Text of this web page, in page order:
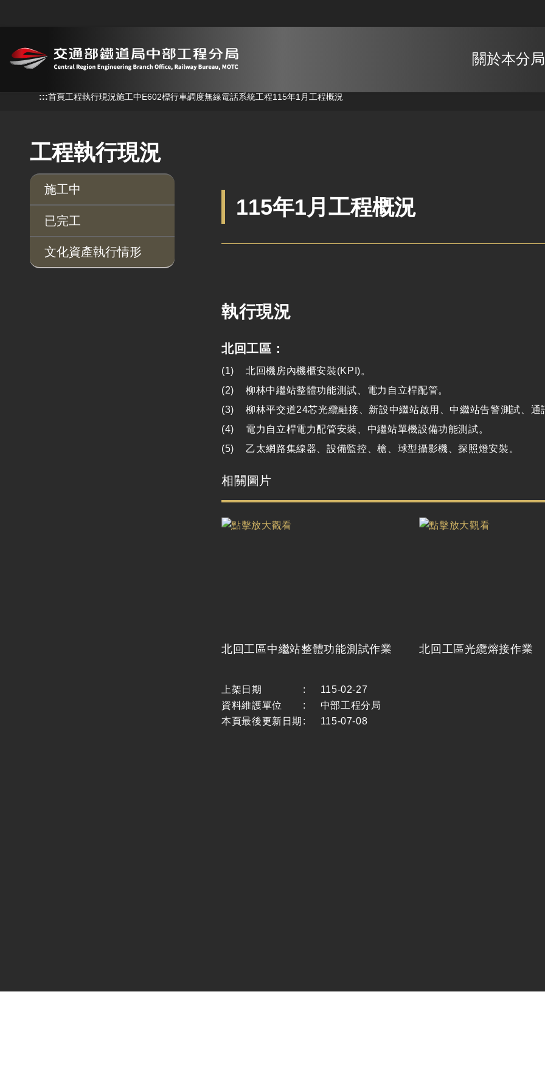
關於本分局
:::首頁工程執行現況施工中E602標行車調度無線電話系統工程115年1月工程概況
工程執行現況
施工中
已完工
文化資產執行情形
115年1月工程概況
執行現況
北回工區：
北回機房內機櫃安裝(KPI)。
柳林中繼站整體功能測試、電力自立桿配管。
柳林平交道24芯光纜融接、新設中繼站啟用、中繼站告警測試、通
電力自立桿電力配管安裝、中繼站單機設備功能測試。
乙太網路集線器、設備監控、槍、球型攝影機、探照燈安裝。
相關圖片
北回工區中繼站整體功能測試作業 北回工區光纜熔接作業
上架日期 :
115-02-27
資料維護單位
:
中部工程分局
本頁最後更新日期 : 115-07-08